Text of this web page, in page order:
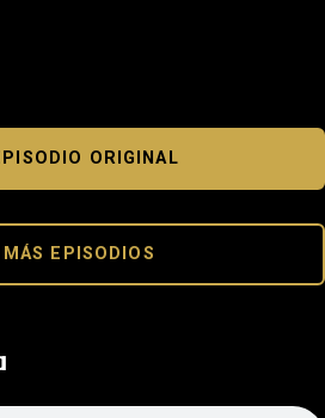
ORIGINAL
EPISODIOS